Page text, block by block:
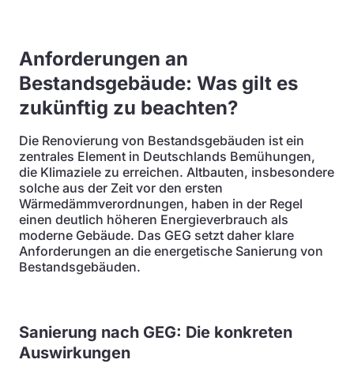
Anforderungen an
Bestandsgebäude: Was gilt es
zukünftig zu beachten?
Die Renovierung von Bestandsgebäuden ist ein
zentrales Element in Deutschlands Bemühungen,
die Klimaziele zu erreichen. Altbauten, insbesondere
solche aus der Zeit vor den ersten
Wärmedämmverordnungen, haben in der Regel
einen deutlich höheren Energieverbrauch als
moderne Gebäude. Das GEG setzt daher klare
Anforderungen an die energetische Sanierung von
Bestandsgebäuden.
Sanierung nach GEG: Die konkreten
Auswirkungen